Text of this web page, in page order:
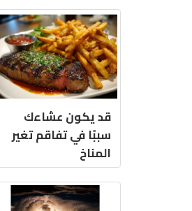
قد يكون عشاءك
سببًا في تفاقم تغير
المناخ